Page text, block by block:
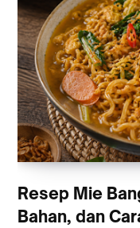
Resep Mie
Bahan, dan